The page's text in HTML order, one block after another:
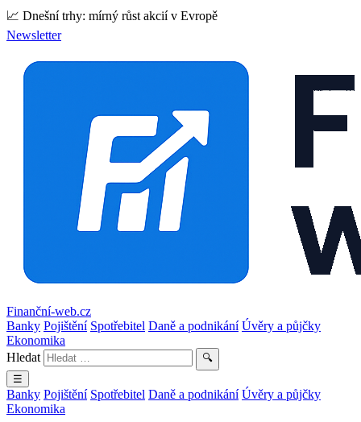
📈 Dnešní trhy: mírný růst akcií v Evropě
Newsletter
Finanční-web.cz
Banky Pojištění Spotřebitel Daně a podnikání Úvěry a půjčky
Ekonomika
Hledat
🔍
☰
Banky Pojištění Spotřebitel Daně a podnikání Úvěry a půjčky
Ekonomika